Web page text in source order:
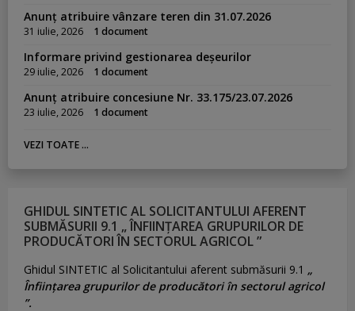
Anunț atribuire vânzare teren din 31.07.2026
31 iulie, 2026 1 document
Informare privind gestionarea deșeurilor
29 iulie, 2026 1 document
Anunț atribuire concesiune Nr. 33.175/23.07.2026
23 iulie, 2026 1 document
VEZI TOATE ...
GHIDUL SINTETIC AL SOLICITANTULUI AFERENT
SUBMĂSURII 9.1 „ ÎNFIINȚAREA GRUPURILOR DE
PRODUCĂTORI ÎN SECTORUL AGRICOL ”
Ghidul SINTETIC al Solicitantului aferent submăsurii 9.1 „
Înființarea grupurilor de producători în sectorul agricol
”.